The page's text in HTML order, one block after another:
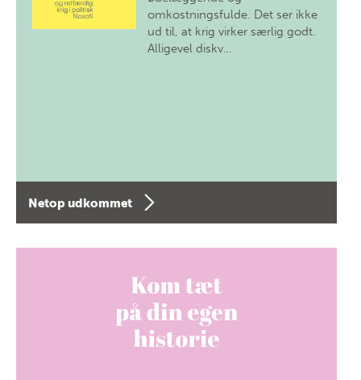
omkostningsfulde. Det ser ikke
ud til, at krig virker særlig godt.
Alligevel diskv…
Netop udkommet